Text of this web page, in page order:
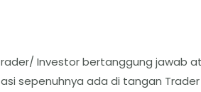
Investor bertanggung jawab
sepenuhnya ada di tangan